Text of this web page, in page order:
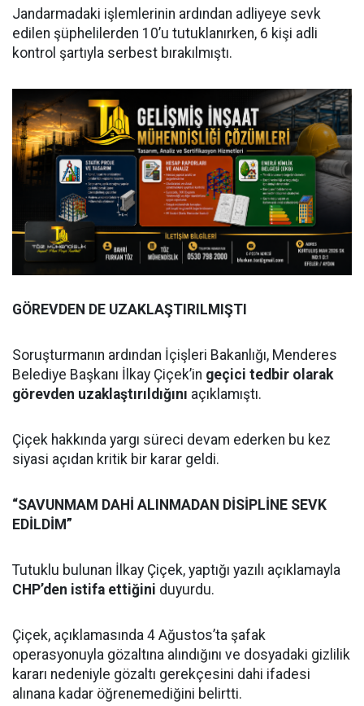
Jandarmadaki işlemlerinin ardından adliyeye sevk
edilen şüphelilerden 10’u tutuklanırken, 6 kişi adli
kontrol şartıyla serbest bırakılmıştı.
GÖREVDEN DE UZAKLAŞTIRILMIŞTI
Soruşturmanın ardından İçişleri Bakanlığı, Menderes
Belediye Başkanı İlkay Çiçek’in geçici tedbir olarak
görevden uzaklaştırıldığını açıklamıştı.
Çiçek hakkında yargı süreci devam ederken bu kez
siyasi açıdan kritik bir karar geldi.
“SAVUNMAM DAHİ ALINMADAN DİSİPLİNE SEVK
EDİLDİM”
Tutuklu bulunan İlkay Çiçek, yaptığı yazılı açıklamayla
CHP’den istifa ettiğini duyurdu.
Çiçek, açıklamasında 4 Ağustos’ta şafak
operasyonuyla gözaltına alındığını ve dosyadaki gizlilik
kararı nedeniyle gözaltı gerekçesini dahi ifadesi
alınana kadar öğrenemediğini belirtti.